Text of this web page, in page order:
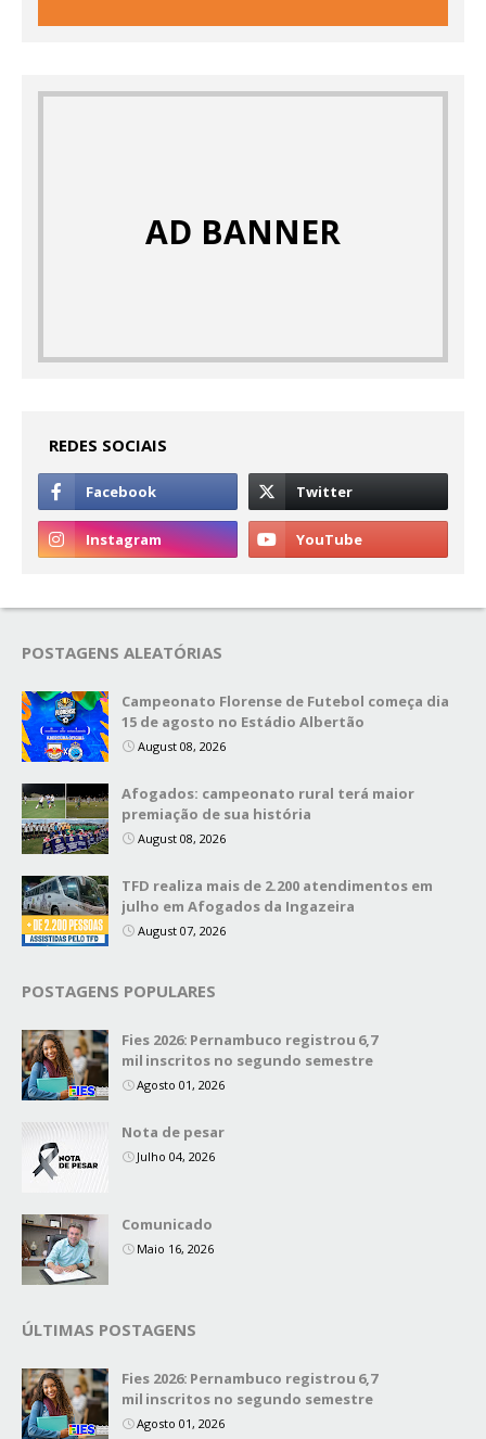
AD BANNER
REDES SOCIAIS
POSTAGENS ALEATÓRIAS
Campeonato Florense de Futebol começa dia
15 de agosto no Estádio Albertão
August 08, 2026
Afogados: campeonato rural terá maior
premiação de sua história
August 08, 2026
TFD realiza mais de 2.200 atendimentos em
julho em Afogados da Ingazeira
August 07, 2026
POSTAGENS POPULARES
Fies 2026: Pernambuco registrou 6,7
mil inscritos no segundo semestre
Agosto 01, 2026
Nota de pesar
Julho 04, 2026
Comunicado
Maio 16, 2026
ÚLTIMAS POSTAGENS
Fies 2026: Pernambuco registrou 6,7
mil inscritos no segundo semestre
Agosto 01, 2026